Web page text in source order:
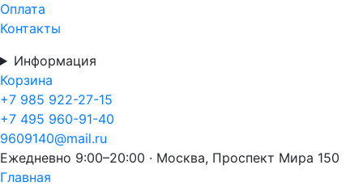
Оплата
Контакты
Информация
Корзина
+7 985 922-27-15
+7 495 960-91-40
9609140@mail.ru
Ежедневно 9:00–20:00 · Москва, Проспект Мира 150
Главная